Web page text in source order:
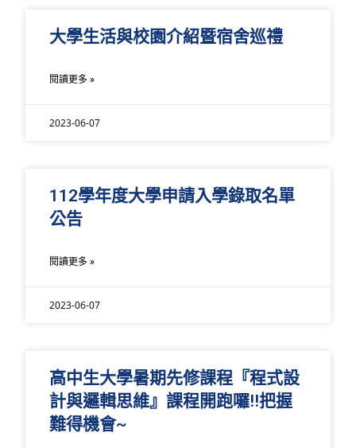
大學生活與校園介紹暨宿舍巡禮
閱讀更多 »
2023-06-07
112學年度大學申請入學錄取名單
公告
閱讀更多 »
2023-06-07
高中生大學暑期先修課程『程式設
計與邏輯思維』課程開跑囉!!把握
難得機會~